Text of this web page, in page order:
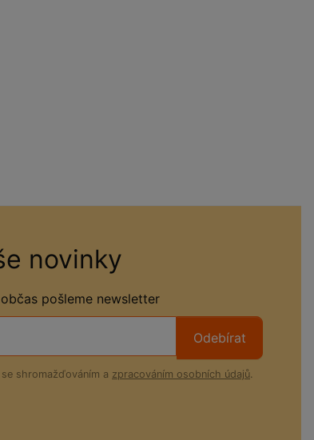
novinky
pošleme newsletter
Odebírat
shromažďováním a zpracováním osobních údajů.